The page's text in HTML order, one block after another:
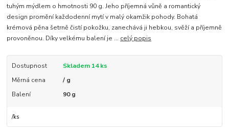
tuhým mýdlem o hmotnosti 90 g. Jeho příjemná vůně a romantický
design promění každodenní mytí v malý okamžik pohody. Bohatá
krémová pěna šetrně čistí pokožku, zanechává ji hebkou, svěží a příjemně
provoněnou. Díky velkému balení je ... celý popis
Dostupnost
Skladem 14 ks
Měrná cena
/ g
Balení
90 g
/ks